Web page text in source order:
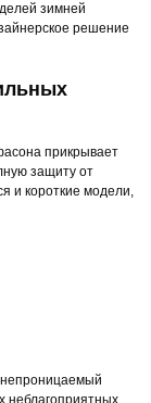
зимней
решение
прикрывает
защиту от
и короткие модели,